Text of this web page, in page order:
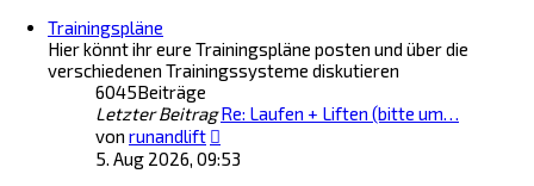
s
t
r
B
e
Trainingspläne
Hier könnt ihr eure Trainingspläne posten und über die
verschiedenen Trainingssysteme diskutieren
6045Beiträge
Letzter Beitrag Re: Laufen + Liften (bitte um…
von runandlift
e
5. Aug 2026, 09:53